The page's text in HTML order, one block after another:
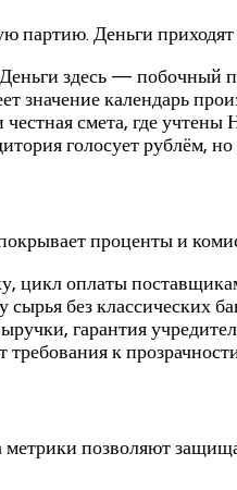
партию. Деньги
здесь — побочный
значение календарь
смета, где
голосует рублём,
проценты и
цикл оплаты
без классических
гарантия
к
позволяют